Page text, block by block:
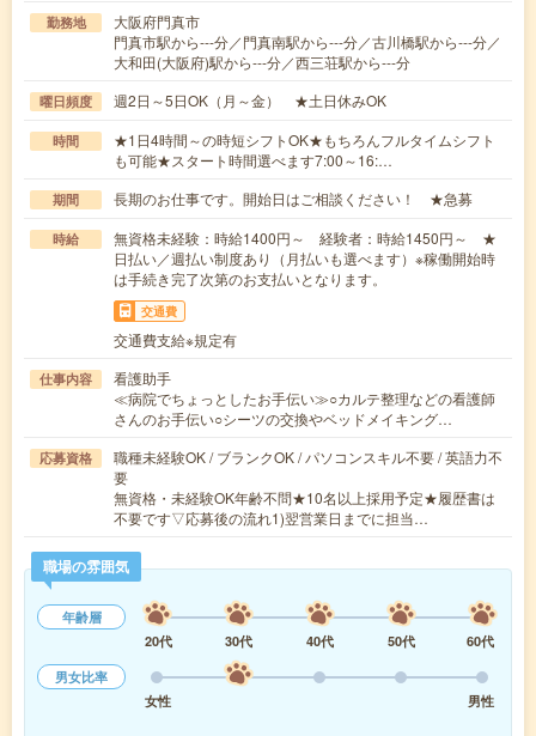
勤務地
大阪府門真市
門真市駅から---分／門真南駅から---分／古川橋駅から---分／
大和田(大阪府)駅から---分／西三荘駅から---分
曜日頻度 週2日～5日OK（月～金） ★土日休みOK
時間
★1日4時間～の時短シフトOK★もちろんフルタイムシフト
も可能★スタート時間選べます7:00～16:…
期間 長期のお仕事です。開始日はご相談ください！ ★急募
時給
無資格未経験：時給1400円～ 経験者：時給1450円～ ★
日払い／週払い制度あり（月払いも選べます）※稼働開始時
は手続き完了次第のお支払いとなります。
交通費
交通費支給※規定有
仕事内容
看護助手
≪病院でちょっとしたお手伝い≫○カルテ整理などの看護師
さんのお手伝い○シーツの交換やベッドメイキング…
応募資格
職種未経験OK / ブランクOK / パソコンスキル不要 / 英語力不
要
無資格・未経験OK年齢不問★10名以上採用予定★履歴書は
不要です▽応募後の流れ1)翌営業日までに担当…
職場の雰囲気
年齢層
20代
30代 40代 50代
60代
男女比率
女性
男性